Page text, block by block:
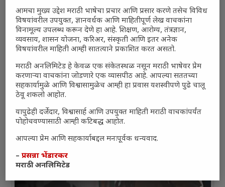
आमचा मुख्य उद्देश मराठी भाषेचा प्रचार आणि प्रसार करणे तसेच विविध
विषयांवरील उपयुक्त, ज्ञानवर्धक आणि माहितीपूर्ण लेख वाचकांना
विनामूल्य उपलब्ध करून देणे हा आहे. शिक्षण, आरोग्य, तंत्रज्ञान,
व्यवसाय, शासन योजना, करिअर, संस्कृती आणि इतर अनेक
विषयांवरील माहिती आम्ही सातत्याने प्रकाशित करत असतो.
मराठी अनलिमिटेड हे केवळ एक संकेतस्थळ नसून मराठी भाषेवर प्रेम
करणाऱ्या वाचकांना जोडणारे एक व्यासपीठ आहे. आपल्या सततच्या
सहकार्यामुळे आणि विश्वासामुळेच आम्ही हा प्रवास यशस्वीपणे पुढे चालू
ठेवू शकलो आहोत.
यापुढेही दर्जेदार, विश्वासार्ह आणि उपयुक्त माहिती मराठी वाचकांपर्यंत
पोहोचवण्यासाठी आम्ही कटिबद्ध आहोत.
आपल्या प्रेम आणि सहकार्याबद्दल मनःपूर्वक धन्यवाद.
–प्रसन्ना भेंडारकर
मराठी अनलिमिटेड